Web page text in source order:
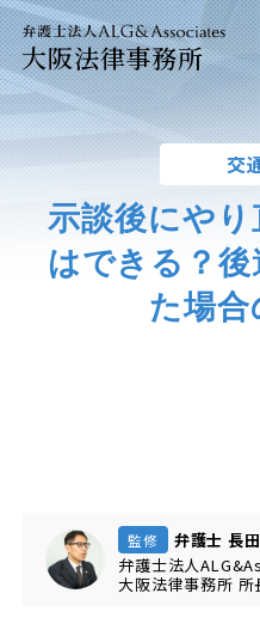
大阪法律事務所
交
示談後にや
はできる？後
た場合
監修
弁護士 長
弁護士法人
大阪法律事務所 所